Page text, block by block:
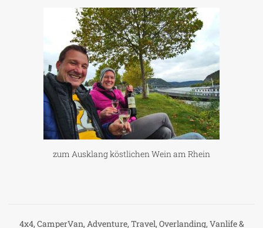
zum Ausklang köstlichen Wein am Rhein
4x4, CamperVan, Adventure, Travel, Overlanding, Vanlife &